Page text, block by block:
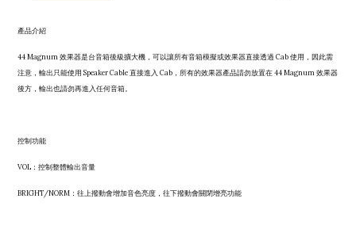
產品介紹
44 Magnum 效果器是台音箱後級擴大機，可以讓所有音箱模擬或效果器直接透過 Cab 使用，因此需
注意，輸出只能使用 Speaker Cable 直接進入 Cab，所有的效果器產品請勿放置在 44 Magnum 效果器
後方，輸出也請勿再進入任何音箱。
控制功能
VOL：控制整體輸出音量
BRIGHT/NORM：往上撥動會增加音色亮度，往下撥動會關閉增亮功能